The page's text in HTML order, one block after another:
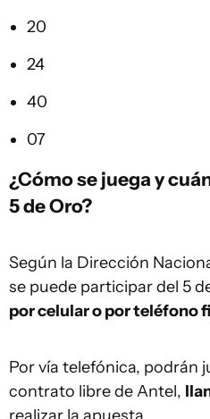
20
24
40
07
¿Cómo se juega y
5 de Oro?
Según la Dirección
se puede participar del 5
por celular o por teléfono
Por vía telefónica, podrán
contrato libre de Antel,